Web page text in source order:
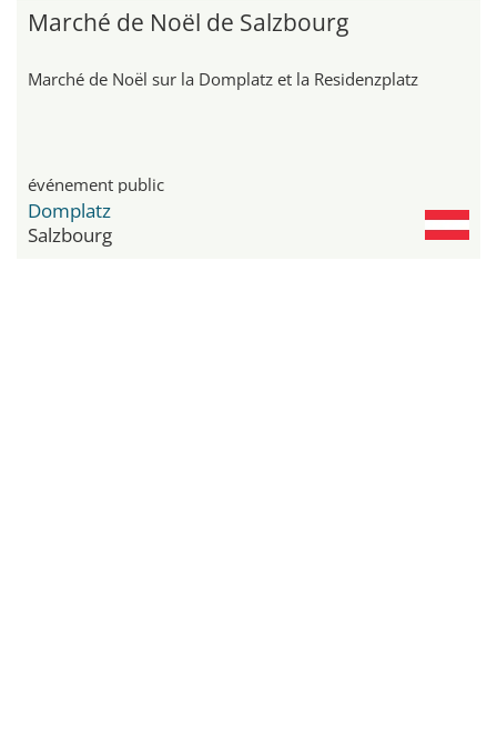
Marché de Noël de Salzbourg
Marché de Noël sur la Domplatz et la Residenzplatz
événement public
Domplatz
Salzbourg